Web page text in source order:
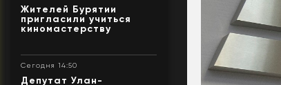
Жителей Бурятии
пригласили учиться
киномастерству
Сегодня 14:50
Депутат Улан-